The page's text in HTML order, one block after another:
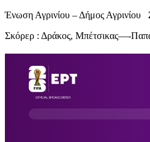
Ένωση Αγρινίου – Δήμος Αγρινίου
Σκόρερ : Δράκος, Μπέτσικας—-